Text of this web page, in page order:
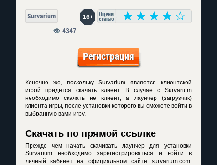
Survarium 16+
4347
Регистрация
Конечно же, поскольку Survarium является клиентской
игрой придется скачать клиент. В случае с Survarium
необходимо скачать не клиент, а лаунчер (загрузчик)
клиента игры, после установки которого вы сможете войти в
выбранную вами игру.
Скачать по прямой ссылке
Прежде чем начать скачивать лаунчер для установки
Survarium необходимо зарегистрироваться и войти в
личный кабинет на официальном сайте survarium.com.